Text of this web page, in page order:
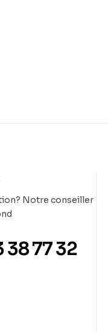
Notre conseiller
38 77 32